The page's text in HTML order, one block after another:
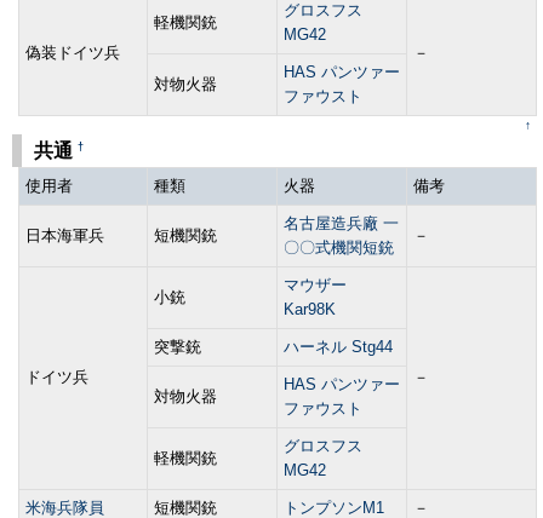
偽装ドイツ兵
軽機関銃
グロスフス
MG42
－
対物火器
HAS パンツァー
ファウスト
↑
共通 †
使用者 種類 火器 備考
日本海軍兵 短機関銃
名古屋造兵廠 一
〇〇式機関短銃
－
ドイツ兵
小銃
マウザー
Kar98K
－
突撃銃 ハーネル Stg44
対物火器
HAS パンツァー
ファウスト
軽機関銃
グロスフス
MG42
米海兵隊員 短機関銃 トンプソンM1 －